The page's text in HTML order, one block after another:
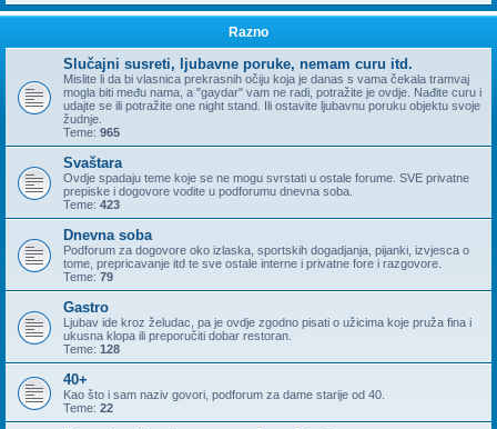
Razno
Slučajni susreti, ljubavne poruke, nemam curu itd.
Mislite li da bi vlasnica prekrasnih očiju koja je danas s vama čekala tramvaj
mogla biti među nama, a "gaydar" vam ne radi, potražite je ovdje. Nađite curu i
udajte se ili potražite one night stand. Ili ostavite ljubavnu poruku objektu svoje
žudnje.
Teme: 965
Svaštara
Ovdje spadaju teme koje se ne mogu svrstati u ostale forume. SVE privatne
prepiske i dogovore vodite u podforumu dnevna soba.
Teme: 423
Dnevna soba
Podforum za dogovore oko izlaska, sportskih dogadjanja, pijanki, izvjesca o
tome, prepricavanje itd te sve ostale interne i privatne fore i razgovore.
Teme: 79
Gastro
Ljubav ide kroz želudac, pa je ovdje zgodno pisati o užicima koje pruža fina i
ukusna klopa ili preporučiti dobar restoran.
Teme: 128
40+
Kao što i sam naziv govori, podforum za dame starije od 40.
Teme: 22